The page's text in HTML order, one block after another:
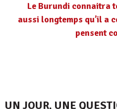
Le Burundi connaitra
aussi longtemps qu’il a
pensent
UN JOUR, UNE